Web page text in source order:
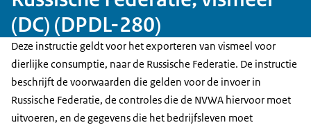
(DC) (DPDL-280)
Deze instructie geldt voor het exporteren van vismeel voor
dierlijke consumptie, naar de Russische Federatie. De instructie
beschrijft de voorwaarden die gelden voor de invoer in
Russische Federatie, de controles die de NVWA hiervoor moet
uitvoeren, en de gegevens die het bedrijfsleven moet